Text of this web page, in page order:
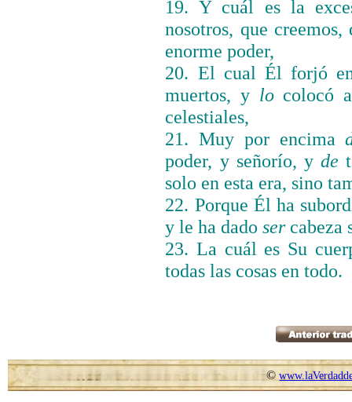
19. Y cuál es la
nosotros, que
enorme poder,
20. El cual Él forjó
muertos, y locolocó
celestiales,
21. Muy por encima
poder, y señorío, yde
solo en esta era, sino
22. Porque Él ha
y le ha dadosercabeza
23. La cuál es Su
todas las cosas en todo.
©